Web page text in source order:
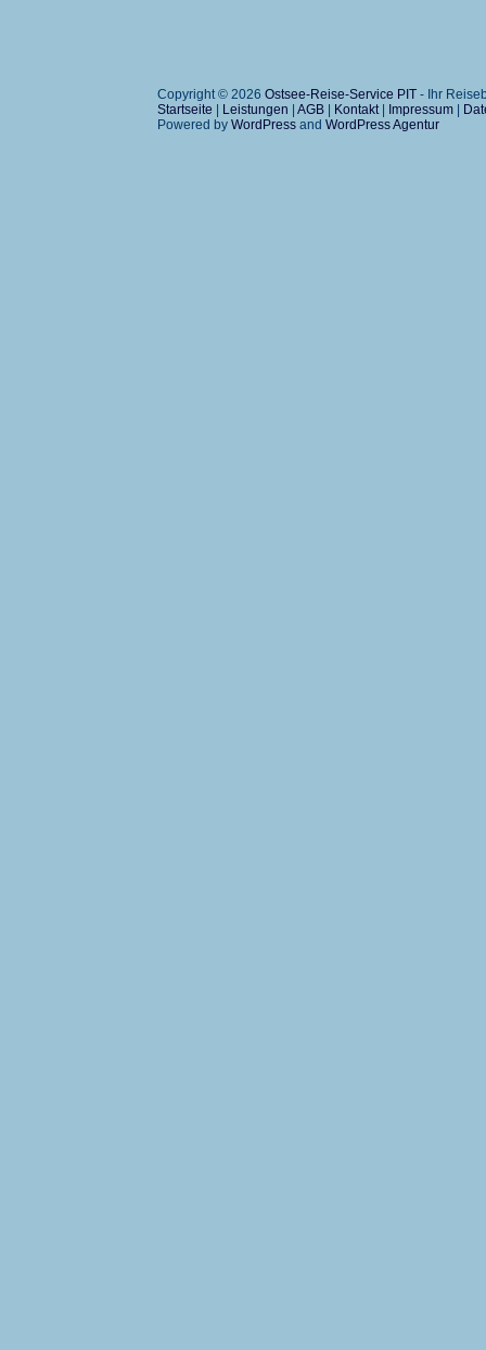
Copyright © 2026 Ostsee-Reise-Service PIT - Ihr
Startseite
Leistungen AGB Kontakt| Impressum
Powered by WordPress and WordPress Agentur